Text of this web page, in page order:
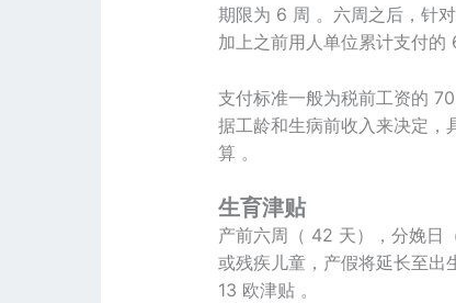
期限为 6 周 。六周之后，针
加上之前用人单位累计支付的
支付标准一般为税前工资的
据工龄和生病前收入来决定，
算 。
生育津贴
产前六周（ 42 天），分娩日
或残疾儿童，产假将延长至
13 欧津贴 。